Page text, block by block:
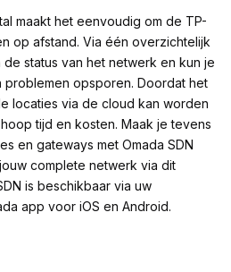
maakt het eenvoudig om de TP-
op afstand. Via één overzichtelijk
status van het netwerk en kun je
problemen opsporen. Doordat het
locaties via de cloud kan worden
tijd en kosten. Maak je tevens
en gateways met Omada SDN
complete netwerk via dit
is beschikbaar via uw
app voor iOS en Android.